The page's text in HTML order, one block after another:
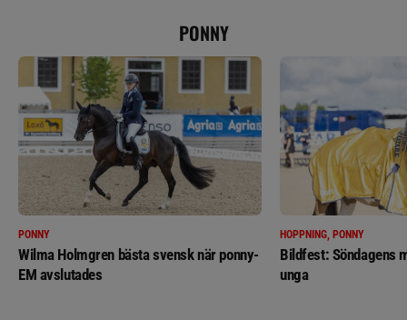
PONNY
PONNY
Wilma Holmgren bästa svensk när ponny-
EM avslutades
HOPPNING, PONNY
Bildfest: Söndagens
unga